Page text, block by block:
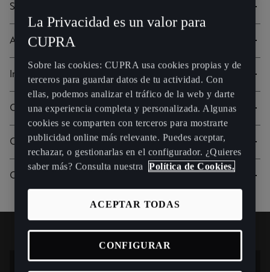
Seguridad y servicio
Personalización
Personalización Out Car con Connect Gen4
Plan de datos
Llamada de emergencia
Llamada de avería
Atención al cliente
Programación del servicio
Mantenimiento del vehículo en línea
Acceso remoto
e-Manager
Modo Battery Care
Remote Climatization
Horas de salida
Datos de conducción
Posición de aparcamiento
Infotainment Online
Información del tráfico en línea
Actualización de mapas en línea
Cálculo de la ruta en línea
CUPRA CONNECT
Personalización
Personalización Out Car con Connect Gen4
Llamada de avería
Atención al cliente
CUPRA CONNECT Plus
Información del tráfico en línea
Cálculo de la ruta en línea
Aparcamiento
Gasolineras
CONNECT
La Privacidad es un valor para
CUPRA
Sobre las cookies: CUPRA usa cookies propias y de
terceros para guardar datos de tu actividad. Con
ellas, podemos analizar el tráfico de la web y darte
una experiencia completa y personalizada. Algunas
cookies se comparten con terceros para mostrarte
publicidad online más relevante. Puedes aceptar,
rechazar, o gestionarlas en el configurador. ¿Quieres
saber más? Consulta nuestra
Política de Cookies.
ACEPTAR TODAS
CONFIGURAR